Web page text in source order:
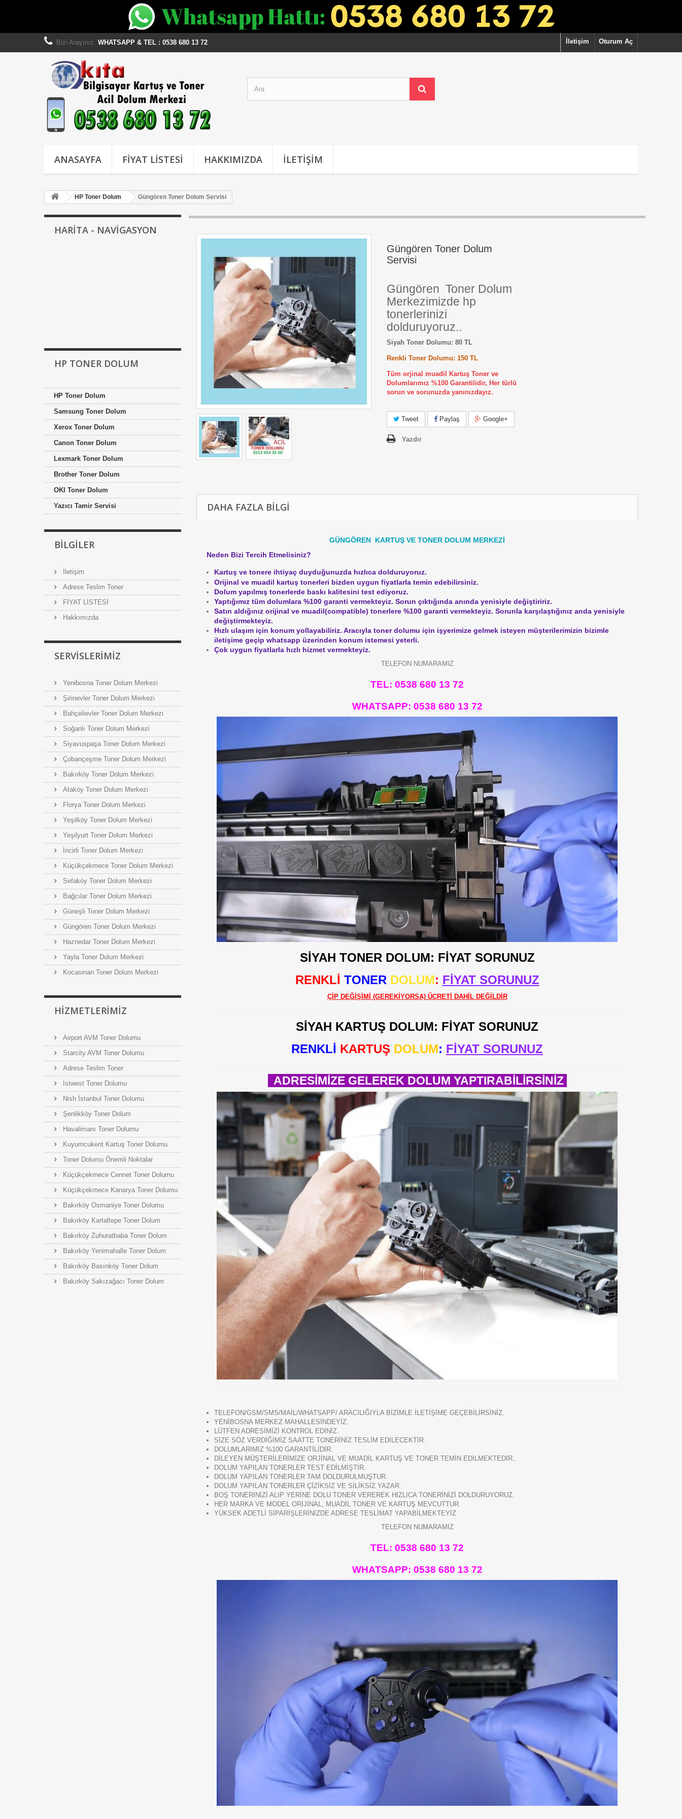
Oturum Aç
İletişim
Bizi Arayınız: WHATSAPP & TEL : 0538 680 13 72
ANASAYFA FİYAT LİSTESİ HAKKIMIZDA İLETIŞIM
HP Toner Dolum Güngören Toner Dolum Servisi
HARİTA - NAVİGASYON
HP TONER DOLUM
HP Toner Dolum
Samsung Toner Dolum
Xerox Toner Dolum
Canon Toner Dolum
Lexmark Toner Dolum
Brother Toner Dolum
OKI Toner Dolum
Yazıcı Tamir Servisi
BILGILER
İletişim
Adrese Teslim Toner
FİYAT LİSTESİ
Hakkımızda
SERVISLERIMIZ
Yenibosna Toner Dolum Merkezi
Şirinevler Toner Dolum Merkezi
Bahçelievler Toner Dolum Merkezi
Soğanlı Toner Dolum Merkezi
Siyavuspaşa Toner Dolum Merkezi
Çobançeşme Toner Dolum Merkezi
Bakırköy Toner Dolum Merkezi
Ataköy Toner Dolum Merkezi
Florya Toner Dolum Merkezi
Yeşilköy Toner Dolum Merkezi
Yeşilyurt Toner Dolum Merkezi
İncirli Toner Dolum Merkezi
Küçükçekmece Toner Dolum Merkezi
Sefaköy Toner Dolum Merkezi
Bağcılar Toner Dolum Merkezi
Güneşli Toner Dolum Merkezi
Güngören Toner Dolum Merkezi
Haznedar Toner Dolum Merkezi
Yayla Toner Dolum Merkezi
Kocasinan Toner Dolum Merkezi
HIZMETLERIMIZ
Airport AVM Toner Dolumu
Starcity AVM Toner Dolumu
Adrese Teslim Toner
İstwest Toner Dolumu
Nish İstanbul Toner Dolumu
Şenlikköy Toner Dolum
Havalimanı Toner Dolumu
Kuyumcukent Kartuş Toner Dolumu
Toner Dolumu Önemli Noktalar
Küçükçekmece Cennet Toner Dolumu
Küçükçekmece Kanarya Toner Dolumu
Bakırköy Osmaniye Toner Dolumu
Bakırköy Kartaltepe Toner Dolum
Bakırköy Zuhuratbaba Toner Dolum
Bakırköy Yenimahalle Toner Dolum
Bakırköy Basınköy Toner Dolum
Bakırköy Sakızağacı Toner Dolum
Güngören Toner Dolum
Servisi
Güngören Toner Dolum
Merkezimizde hp
tonerlerinizi
dolduruyoruz..
Siyah Toner Dolumu: 80 TL
Renkli Toner Dolumu: 150 TL
Tüm orjinal muadil Kartuş Toner ve
Dolumlarımız %100 Garantilidir, Her türlü
sorun ve sorunuzda yanınızdayız.
Tweet Paylaş Google+
Yazdır
DAHA FAZLA BILGI
GÜNGÖREN KARTUŞ VE TONER DOLUM MERKEZİ
Neden Bizi Tercih Etmelisiniz?
Kartuş ve tonere ihtiyaç duyduğunuzda hızlıca dolduruyoruz.
Orijinal ve muadil kartuş tonerleri bizden uygun fiyatlarla temin edebilirsiniz.
Dolum yapılmış tonerlerde baskı kalitesini test ediyoruz.
Yaptığımız tüm dolumlara %100 garanti vermekteyiz. Sorun çıktığında anında yenisiyle değiştiririz.
Satın aldığınız orijinal ve muadil(compatible) tonerlere %100 garanti vermekteyiz. Sorunla karşılaştığınız anda yenisiyle
değiştirmekteyiz.
Hızlı ulaşım için konum yollayabiliriz. Aracıyla toner dolumu için işyerimize gelmek isteyen müşterilerimizin bizimle
iletişime geçip whatsapp üzerinden konum istemesi yeterli.
Çok uygun fiyatlarla hızlı hizmet vermekteyiz.
TELEFON NUMARAMIZ
TEL: 0538 680 13 72
WHATSAPP: 0538 680 13 72
SİYAH TONER DOLUM: FİYAT SORUNUZ
RENKLİ TONER DOLUM: FİYAT SORUNUZ
ÇİP DEĞİŞİMİ (GEREKİYORSA) ÜCRETİ DAHİL DEĞİLDİR
SİYAH KARTUŞ DOLUM: FİYAT SORUNUZ
RENKLİ KARTUŞ DOLUM: FİYAT SORUNUZ
ADRESİMİZE GELEREK DOLUM YAPTIRABİLİRSİNİZ
TELEFON/GSM/SMS/MAİL/WHATSAPP/ ARACILIĞIYLA BİZİMLE İLETİŞİME GEÇEBİLİRSİNİZ.
YENİBOSNA MERKEZ MAHALLESİNDEYİZ.
LÜTFEN ADRESİMİZİ KONTROL EDİNİZ.
SİZE SÖZ VERDİĞİMİZ SAATTE TONERİNİZ TESLİM EDİLECEKTİR.
DOLUMLARIMIZ %100 GARANTİLİDİR.
DİLEYEN MÜŞTERİLERİMİZE ORJİNAL VE MUADİL KARTUŞ VE TONER TEMİN EDİLMEKTEDİR..
DOLUM YAPILAN TONERLER TEST EDİLMİŞTİR.
DOLUM YAPILAN TONERLER TAM DOLDURULMUŞTUR.
DOLUM YAPILAN TONERLER ÇİZİKSİZ VE SİLİKSİZ YAZAR.
BOŞ TONERİNİZİ ALIP YERİNE DOLU TONER VEREREK HIZLICA TONERİNİZİ DOLDURUYORUZ.
HER MARKA VE MODEL ORİJİNAL, MUADİL TONER VE KARTUŞ MEVCUTTUR.
YÜKSEK ADETLİ SİPARİŞLERİNİZDE ADRESE TESLİMAT YAPABİLMEKTEYİZ
TELEFON NUMARAMIZ
TEL: 0538 680 13 72
WHATSAPP: 0538 680 13 72